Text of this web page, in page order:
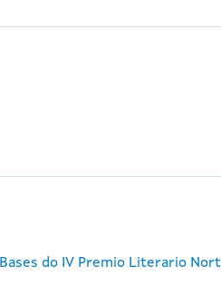
Bases do IV Premio Literario